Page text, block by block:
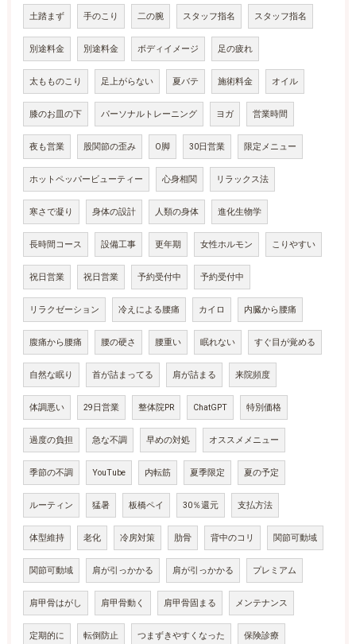
土踏まず 手のこり 二の腕 スタッフ指名 スタッフ指名
別途料金 別途料金 ボディイメージ 足の疲れ
太もものこり 足上がらない 夏バテ 施術料金 オイル
膝のお皿の下 パーソナルトレーニング ヨガ 営業時間
夜も営業 股関節の歪み O脚 30日営業 限定メニュー
ホットペッパービューティー 心身相関 リラックス法
寒さで凝り 身体の設計 人類の身体 進化生物学
長時間コース 設備工事 更年期 女性ホルモン こりやすい
祝日営業 祝日営業 予約受付中 予約受付中
リラクゼーション 冷えによる腰痛 カイロ 内臓から腰痛
腹痛から腰痛 腰の硬さ 腰重い 眠れない すぐ目が覚める
自然な眠り 首が詰まってる 肩が詰まる 来院頻度
体調悪い 29日営業 整体院PR ChatGPT 特別価格
過度の負担 急な不調 早めの対処 オススメメニュー
季節の不調 YouTube 内転筋 夏季限定 夏の予定
ルーティン 猛暑 板橋ペイ 30％還元 支払方法
体型維持 老化 冷房対策 肋骨 背中のコリ 関節可動域
関節可動域 肩が引っかかる 肩が引っかかる プレミアム
肩甲骨はがし 肩甲骨動く 肩甲骨固まる メンテナンス
定期的に 転倒防止 つまずきやすくなった 保険診療